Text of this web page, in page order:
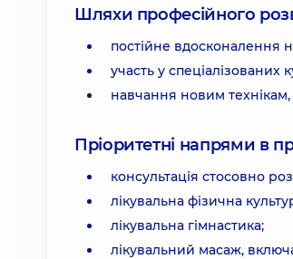
Шляхи професійного
постійне вдосконалення
участь у спеціалізованих
навчання новим технікам,
Пріоритетні напрями в
консультація стосовно
лікувальна фізична
лікувальна гімнастика;
лікувальний масаж,